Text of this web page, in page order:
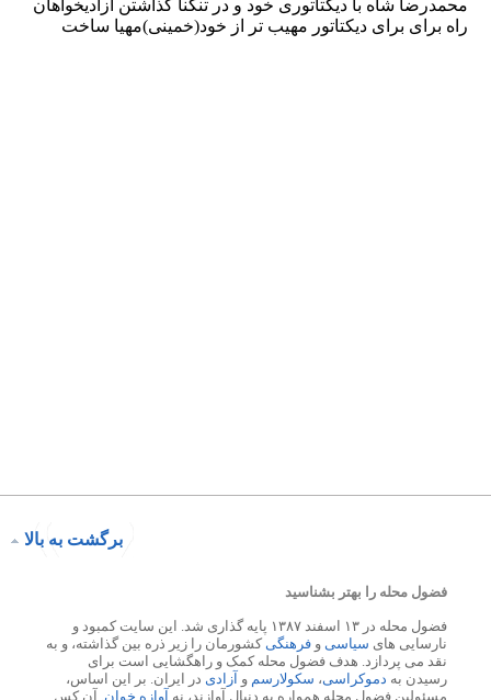
برگشت به بالا
فضول محله را بهتر بشناسید
فضول محله در ۱۳ اسفند ۱۳۸۷ پایه گذاری شد. این سایت کمبود و
نارسایی های سیاسی و فرهنگیکشورمان را زیر ذره بین گذاشته، و به
نقد می پردازد. هدف فضول محله کمک و راهگشایی است برای
رسیدن به دموکراسی، سکولارسم و آزادی در ایران. بر این اساس،
مسئولین فضول محله همواره به دنبال آوازند، نه آوازه خوان. آن کس